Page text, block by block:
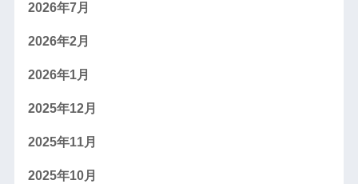
2026年7月
2026年2月
2026年1月
2025年12月
2025年11月
2025年10月